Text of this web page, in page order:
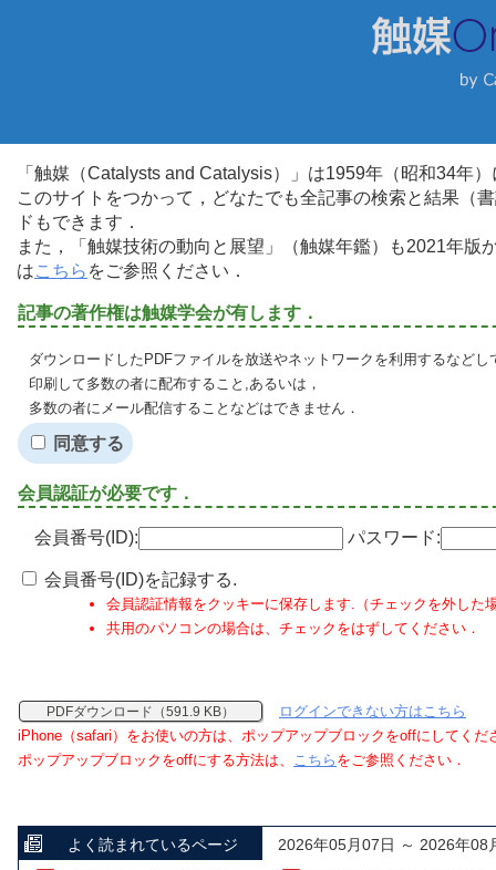
「触媒（Catalysts and Catalysis）」は1959年（昭和34年
このサイトをつかって，どなたでも全記事の検索と結果（
ドもできます．
また，「触媒技術の動向と展望」（触媒年鑑）も2021年
はこちら をご参照ください．
記事の著作権は触媒学会が有します．
ダウンロードしたPDFファイルを放送やネットワークを利用するなど
印刷して多数の者に配布すること,あるいは，
多数の者にメール配信することなどはできません．
同意する
会員認証が必要です．
会員番号(ID): パスワード:
会員番号(ID)を記録する.
会員認証情報をクッキーに保存します.（チェックを外した
共用のパソコンの場合は、チェックをはずしてください．
PDFダウンロード（591.9 KB）
ログインできない方はこちら
iPhone（safari）をお使いの方は、ポップアップブロックをoffにしてくだ
ポップアップブロックをoffにする方法は、 こちら をご参照ください．
よく読まれているページ 2026年05月07日 ～ 2026年08